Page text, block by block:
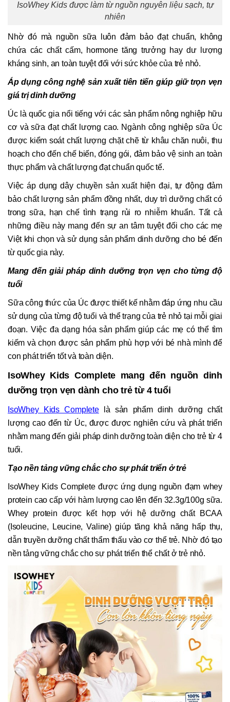
IsoWhey Kids được làm từ nguồn nguyên liệu sạch, tự
nhiên
Nhờ đó mà nguồn sữa luôn đảm bảo đạt chuẩn, không
chứa các chất cấm, hormone tăng trưởng hay dư lượng
kháng sinh, an toàn tuyệt đối với sức khỏe của trẻ nhỏ.
Áp dụng công nghệ sản xuất tiên tiến giúp giữ trọn vẹn
giá trị dinh dưỡng
Úc là quốc gia nổi tiếng với các sản phẩm nông nghiệp hữu
cơ và sữa đạt chất lượng cao. Ngành công nghiệp sữa Úc
được kiểm soát chất lượng chặt chẽ từ khâu chăn nuôi, thu
hoạch cho đến chế biến, đóng gói, đảm bảo vệ sinh an toàn
thực phẩm và chất lượng đạt chuẩn quốc tế.
Việc áp dụng dây chuyền sản xuất hiện đại, tự động đảm
bảo chất lượng sản phẩm đồng nhất, duy trì dưỡng chất có
trong sữa, hạn chế tình trạng rủi ro nhiễm khuẩn. Tất cả
những điều này mang đến sự an tâm tuyệt đối cho các mẹ
Việt khi chọn và sử dụng sản phẩm dinh dưỡng cho bé đến
từ quốc gia này.
Mang đến giải pháp dinh dưỡng trọn vẹn cho từng độ
tuổi
Sữa công thức của Úc được thiết kế nhằm đáp ứng nhu cầu
sử dụng của từng độ tuổi và thể trạng của trẻ nhỏ tại mỗi giai
đoạn. Việc đa dạng hóa sản phẩm giúp các mẹ có thể tìm
kiếm và chọn được sản phẩm phù hợp với bé nhà mình để
con phát triển tốt và toàn diện.
IsoWhey Kids Complete mang đến nguồn dinh
dưỡng trọn vẹn dành cho trẻ từ 4 tuổi
IsoWhey Kids Completelà sản phẩm dinh dưỡng chất
lượng cao đến từ Úc, được được nghiên cứu và phát triển
nhằm mang đến giải pháp dinh dưỡng toàn diện cho trẻ từ 4
tuổi.
Tạo nền tảng vững chắc cho sự phát triển ở trẻ
IsoWhey Kids Complete được ứng dụng nguồn đạm whey
protein cao cấp với hàm lượng cao lên đến 32.3g/100g sữa.
Whey protein được kết hợp với hệ dưỡng chất BCAA
(Isoleucine, Leucine, Valine) giúp tăng khả năng hấp thụ,
dẫn truyền dưỡng chất thẩm thấu vào cơ thể trẻ. Nhờ đó tạo
nền tảng vững chắc cho sự phát triển thể chất ở trẻ nhỏ.